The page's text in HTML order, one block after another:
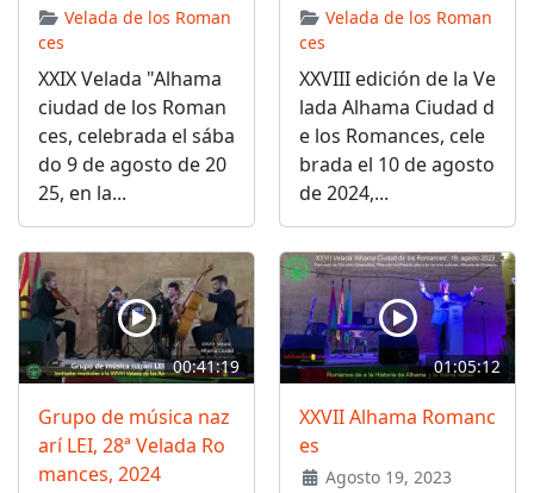
Velada de los Roman
ces
XXIX Velada "Alhama
ciudad de los Roman
ces, celebrada el sába
do 9 de agosto de 20
25, en la...
Velada de los Roman
ces
XXVIII edición de la Ve
lada Alhama Ciudad d
e los Romances, cele
brada el 10 de agosto
de 2024,...
00:41:19
Grupo de música naz
arí LEI, 28ª Velada Ro
mances, 2024
01:05:12
XXVII Alhama Romanc
es
Agosto 19, 2023